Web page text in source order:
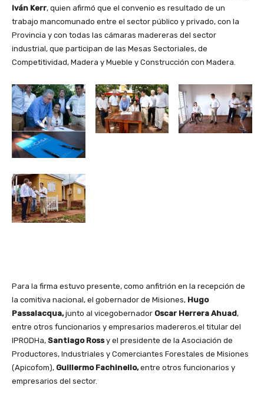
Iván Kerr, quien afirmó que el convenio es resultado de un
trabajo mancomunado entre el sector público y privado, con la
Provincia y con todas las cámaras madereras del sector
industrial, que participan de las Mesas Sectoriales, de
Competitividad, Madera y Mueble y Construcción con Madera.
Para la firma estuvo presente, como anfitrión en la recepción de
la comitiva nacional, el gobernador de Misiones, Hugo
Passalacqua,junto al vicegobernador Oscar Herrera Ahuad,
entre otros funcionarios y empresarios madereros.el titular del
IPRODHa, Santiago Rossy el presidente de la Asociación de
Productores, Industriales y Comerciantes Forestales de Misiones
(Apicofom), Guillermo Fachinello,entre otros funcionarios y
empresarios del sector.